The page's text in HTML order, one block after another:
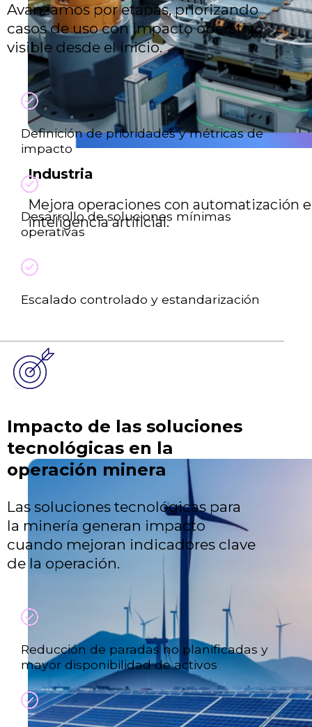
Industria
Mejora operaciones con automatización e
inteligencia artificial.
Avanzamos por etapas, priorizando
casos de uso con impacto operativo
visible desde el inicio.
Definición de prioridades y métricas de
impacto
Desarrollo de soluciones mínimas
operativas
Escalado controlado y estandarización
Impacto de las soluciones
tecnológicas en la
operación minera
Las soluciones tecnológicas para
la minería generan impacto
cuando mejoran indicadores clave
de la operación.
Reducción de paradas no planificadas y
mayor disponibilidad de activos